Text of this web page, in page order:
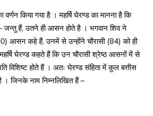
किया गया है । महर्षि घेरण्ड का मानना है कि
जन्तु हैं, उतने ही आसन होते है । भगवान शिव ने
आसन कहे हैं, उनमें से उन्होंने चौरासी (84) को ही
घेरण्ड कहते हैं कि उन चौरासी श्रेष्ठ आसनों में से
विशिष्ट होते हैं । अतः घेरण्ड संहिता में कुल बत्तीस
। जिनके नाम निम्नलिखित हैं –